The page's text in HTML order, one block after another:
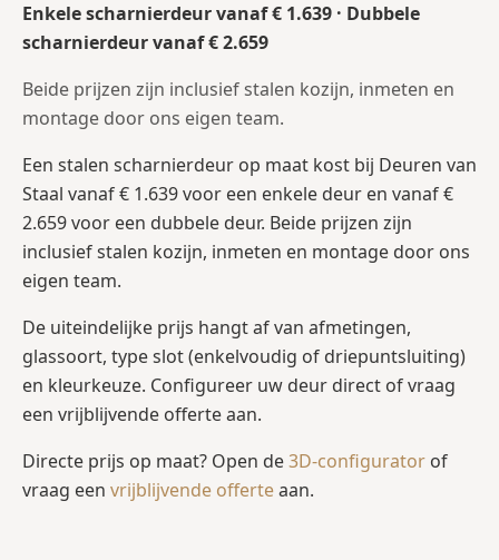
Enkele scharnierdeur vanaf € 1.639 · Dubbele
scharnierdeur vanaf € 2.659
Beide prijzen zijn inclusief stalen kozijn, inmeten en
montage door ons eigen team.
Een stalen scharnierdeur op maat kost bij Deuren van
Staal vanaf € 1.639 voor een enkele deur en vanaf €
2.659 voor een dubbele deur. Beide prijzen zijn
inclusief stalen kozijn, inmeten en montage door ons
eigen team.
De uiteindelijke prijs hangt af van afmetingen,
glassoort, type slot (enkelvoudig of driepuntsluiting)
en kleurkeuze. Configureer uw deur direct of vraag
een vrijblijvende offerte aan.
Directe prijs op maat? Open de3D-configurator of
vraag een vrijblijvende offerteaan.